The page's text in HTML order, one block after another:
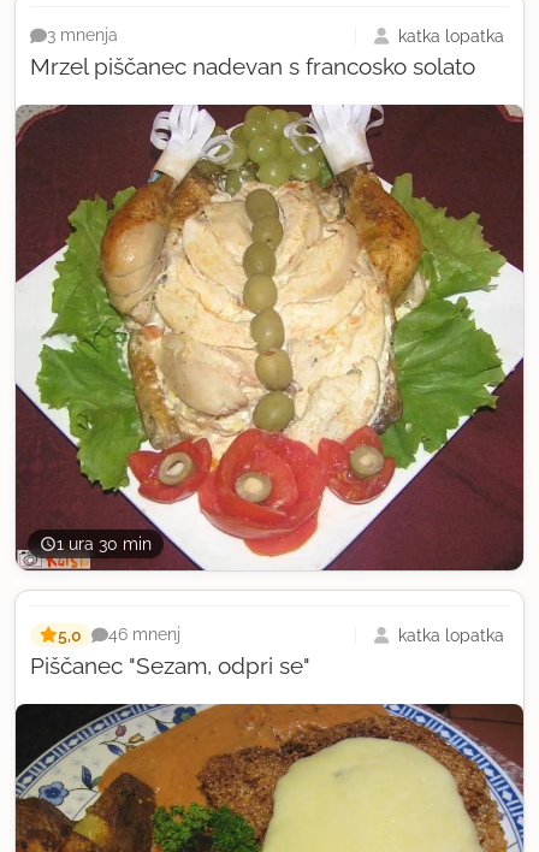
1 ura 30 min
Mrzel piščanec nadevan s francosko solato
3 mnenja katka lopatka
Piščanec "Sezam, odpri se"
5,0 46 mnenj katka lopatka